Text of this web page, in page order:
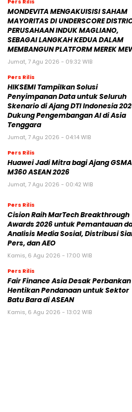
Pers Rilis
MONDEVITA MENGAKUISISI SAHAM
MAYORITAS DI UNDERSCORE
PERUSAHAAN INDUK MAGLIANO,
SEBAGAI LANGKAH KEDUA DALAM
MEMBANGUN PLATFORM MEREK
Jumat, 7 Agu 2026 - 09:32 WIB
Pers Rilis
HIKSEMI Tampilkan Solusi
Penyimpanan Data untuk Seluruh
Skenario di Ajang DTI Indonesia
Dukung Pengembangan AI di Asia
Tenggara
Jumat, 7 Agu 2026 - 04:14 WIB
Pers Rilis
Huawei Jadi Mitra bagi Ajang GSMA
M360 ASEAN 2026
Jumat, 7 Agu 2026 - 00:42 WIB
Pers Rilis
Cision Raih MarTech Breakthrough
Awards 2026 untuk Pemantauan
Analisis Media Sosial, Distribusi
Pers, dan AEO
Kamis, 6 Agu 2026 - 17:00 WIB
Pers Rilis
Fair Finance Asia Desak Perbankan
Hentikan Pendanaan untuk Sektor
Batu Bara di ASEAN
Kamis, 6 Agu 2026 - 13:02 WIB